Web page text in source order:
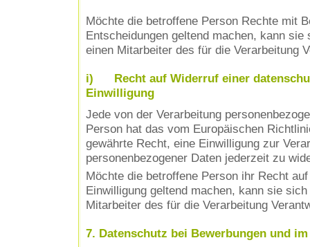
Möchte die betroffene Person Rechte mit
Entscheidungen geltend machen, kann
einen Mitarbeiter des für die Verarbeitung
i) Recht auf Widerruf einer
Einwilligung
Jede von der Verarbeitung
Person hat das vom Europäischen
gewährte Recht, eine Einwilligung zur
personenbezogener Daten jederzeit zu
Möchte die betroffene Person ihr Recht
Einwilligung geltend machen, kann sie
Mitarbeiter des für die Verarbeitung
7. Datenschutz bei Bewerbungen und